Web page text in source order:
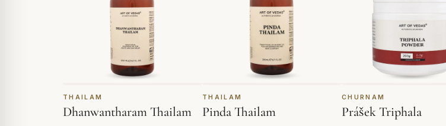
THAILAM
Dhanwantharam Thailam
THAILAM
Pinda Thailam
CHURNAM
Prášek Triphala